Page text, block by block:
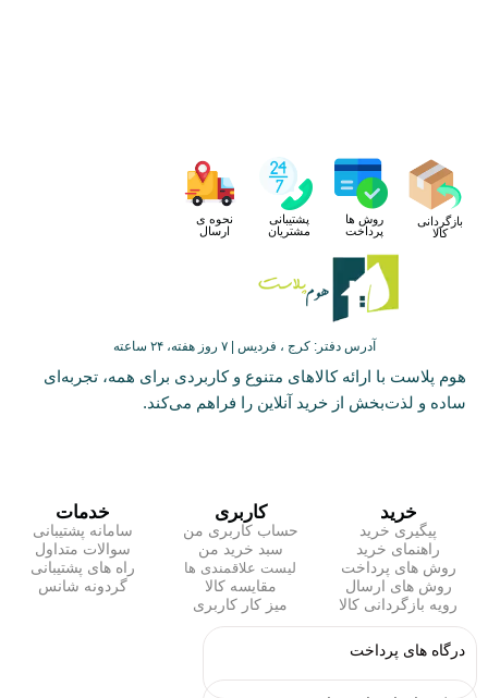
بازگردانی
کالا
روش ها
پرداخت
پشتیبانی
مشتریان
نحوه ی
ارسال
آدرس دفتر: کرج ، فردیس | ۷ روز هفته، ۲۴ ساعته
هوم پلاست با ارائه کالاهای متنوع و کاربردی برای همه، تجربه‌ای
ساده و لذت‌بخش از خرید آنلاین را فراهم می‌کند.
خرید
پیگیری خرید
راهنمای خرید
روش های پرداخت
روش های ارسال
رویه بازگردانی کالا
کاربری
حساب کاربری من
سبد خرید من
لیست علاقمندی ها
مقایسه کالا
میز کار کاربری
خدمات
سامانه پشتیبانی
سوالات متداول
راه های پشتیبانی
گردونه شانس
درگاه های پرداخت